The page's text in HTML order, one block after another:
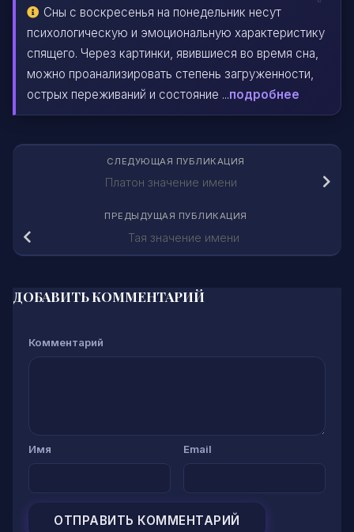
Сны с воскресенья на понедельник несут
психологическую и эмоциональную характеристику
спящего. Через картинки, явившиеся во время сна,
можно проанализировать степень загруженности,
острых переживаний и состояние ...подробнее
СЛЕДУЮЩАЯ ПУБЛИКАЦИЯ
Платон значение имени
ПРЕДЫДУЩАЯ ПУБЛИКАЦИЯ
Тая значение имени
ДОБАВИТЬ КОММЕНТАРИЙ
Комментарий
Имя Email